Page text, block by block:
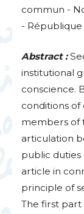
commun -
-
Abstract :
institutional
conscience.
conditions
members of
articulation
public duties
article in
principle of
The first part